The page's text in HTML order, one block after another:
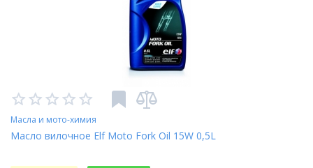
Масла и мото-химия
Масло вилочное Elf Moto Fork Oil 15W 0,5L